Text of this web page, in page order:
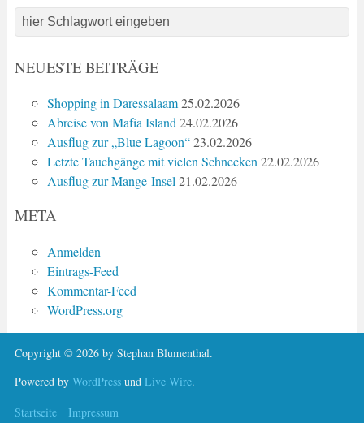
NEUESTE BEITRÄGE
Shopping in Daressalaam 25.02.2026
Abreise von Mafía Island 24.02.2026
Ausflug zur „Blue Lagoon“ 23.02.2026
Letzte Tauchgänge mit vielen Schnecken 22.02.2026
Ausflug zur Mange-Insel 21.02.2026
META
Anmelden
Eintrags-Feed
Kommentar-Feed
WordPress.org
Copyright © 2026 by Stephan Blumenthal.
Powered by WordPressund Live Wire.
Startseite
Impressum